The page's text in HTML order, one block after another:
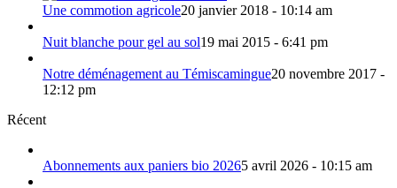
Une commotion agricole20 janvier 2018 - 10:14 am
Nuit blanche pour gel au sol19 mai 2015 - 6:41 pm
Notre déménagement au Témiscamingue20 novembre 2017 -
12:12 pm
Récent
Abonnements aux paniers bio 20265 avril 2026 - 10:15 am